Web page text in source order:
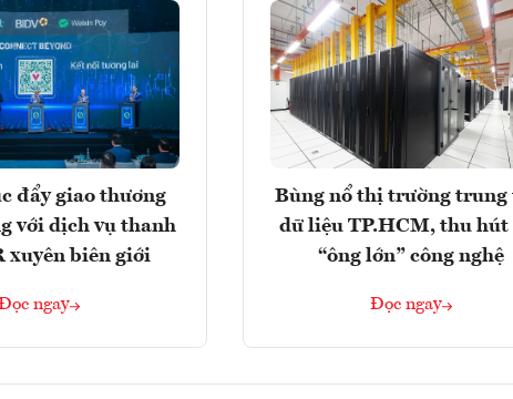
đẩy giao thương
với dịch vụ thanh
xuyên biên giới
ngay
Bùng nổ thị trường trung
dữ liệu TP.HCM, thu hút
“ông lớn” công nghệ
Đọc ngay